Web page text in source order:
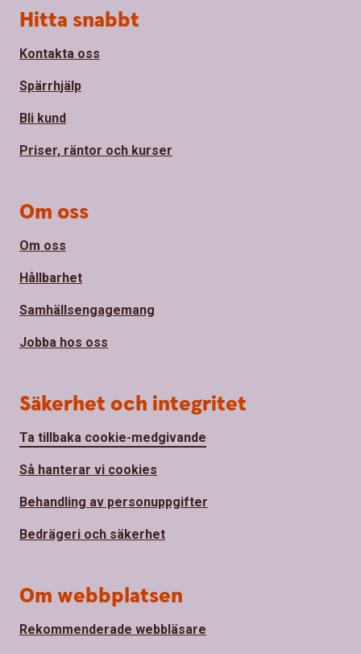
Sidfot
Hitta snabbt
Kontakta oss
Spärrhjälp
Bli kund
Priser, räntor och kurser
Om oss
Om oss
Hållbarhet
Samhällsengagemang
Jobba hos oss
Säkerhet och integritet
Ta tillbaka cookie-medgivande
Så hanterar vi cookies
Behandling av personuppgifter
Bedrägeri och säkerhet
Om webbplatsen
Rekommenderade webbläsare